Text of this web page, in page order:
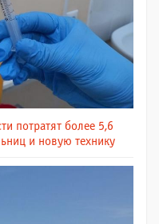
потратят более 5,6
и новую технику